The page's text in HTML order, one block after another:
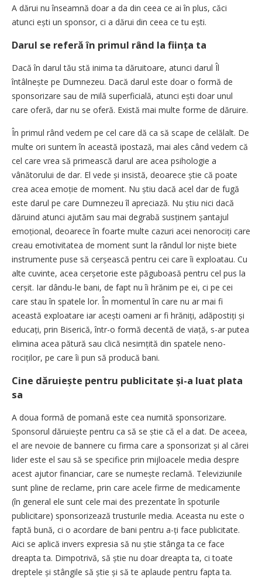
A dărui nu înseamnă doar a da din ceea ce ai în plus, căci
atunci ești un sponsor, ci a dărui din ceea ce tu ești.
Darul se referă în primul rând la ființa ta
Dacă în darul tău stă inima ta dăruitoare, atunci darul Îl
întâlnește pe Dumnezeu. Dacă darul este doar o formă de
sponsorizare sau de milă superficială, atunci ești doar unul
care oferă, dar nu se oferă. Există mai multe forme de dăruire.
În primul rând vedem pe cel care dă ca să scape de celălalt. De
multe ori suntem în această ipostază, mai ales când vedem că
cel care vrea să primească darul are acea psihologie a
vânătorului de dar. El vede și insistă, deoarece știe că poate
crea acea emoție de moment. Nu știu dacă acel dar de fugă
este darul pe care Dumnezeu îl apreciază. Nu știu nici dacă
dăruind atunci ajutăm sau mai degrabă sus­ținem șantajul
emo­țional, deoarece în foarte multe cazuri acei nenorociți care
creau emotivitatea de moment sunt la rândul lor niște biete
instrumente puse să cerșească pentru cei care îi exploatau. Cu
alte cuvinte, acea cerșetorie este păguboasă pentru cel pus la
cerșit. Iar dându-le bani, de fapt nu îi hrănim pe ei, ci pe cei
care stau în spatele lor. În momentul în care nu ar mai fi
această exploatare iar acești oameni ar fi hrăniți, adăpostiți și
educați, prin Biserică, într-o formă decentă de viață, s-ar putea
elimina acea pătură sau clică nesimțită din spatele neno­
rociților, pe care îi pun să producă bani.
Cine dăruiește pentru publicitate și-a luat plata
sa
A doua formă de pomană este cea numită sponsorizare.
Sponsorul dăruiește pentru ca să se știe că el a dat. De aceea,
el are nevoie de bannere cu firma care a sponsorizat și al cărei
lider este el sau să se specifice prin mijloacele media despre
acest ajutor financiar, care se numește reclamă. Televiziunile
sunt pline de reclame, prin care acele firme de medicamente
(în general ele sunt cele mai des prezentate în spoturile
publicitare) sponsorizează trusturile media. Aceasta nu este o
faptă bună, ci o acordare de bani pentru a-ți face publicitate.
Aici se aplică invers expresia să nu știe stânga ta ce face
dreapta ta. Dimpotrivă, să știe nu doar dreapta ta, ci toate
dreptele și stângile să știe și să te aplaude pentru fapta ta.